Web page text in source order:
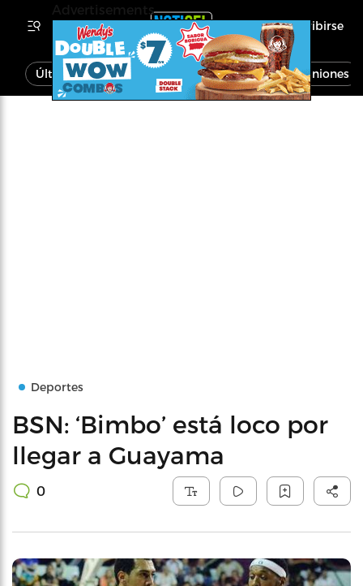
Inscribirse
Última Hora Noticias Economía Opiniones
Deportes
BSN: ‘Bimbo’ está loco por
llegar a Guayama
0
Advertisements